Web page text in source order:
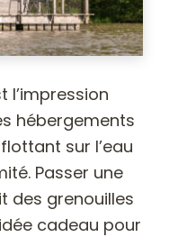
l’impression
hébergements
sur l’eau
Passer une
des grenouilles
cadeau pour